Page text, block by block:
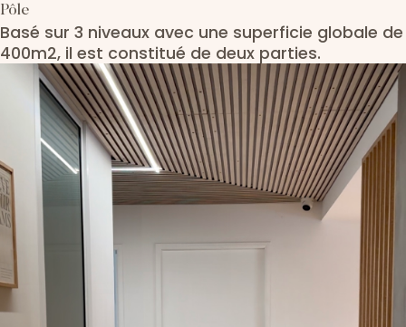
Pôle
Basé sur 3 niveaux avec une superficie globale de
400m2, il est constitué de deux parties.